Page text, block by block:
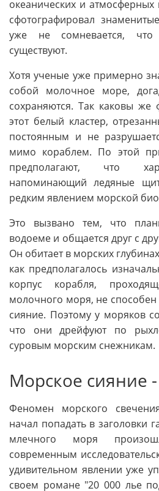
океанических и атмосферных
сфотографировал
уже не сомневается, что
существуют.
Хотя ученые уже примерно
собой молочное море,
сохраняются. Так каковы же
этот белый кластер,
постоянным и не
мимо кораблем. По этой
предполагают, что
напоминающий ледяные
редким явлением морской
Это вызвано тем, что
водоеме и общается друг с
Он обитает в морских
как предполагалось
корпус корабля,
молочного моря, не
сияние. Поэтому у моряков
что они дрейфуют по
суровым морским снежникам.
Морское сияние
Феномен морского
начал попадать в заголовки
млечного моря
современным
удивительном явлении уже
своем романе "20 000 лье